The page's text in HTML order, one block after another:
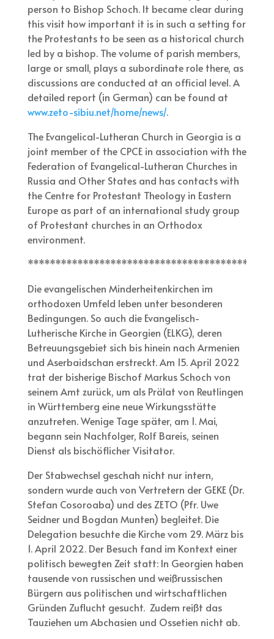
person to Bishop Schoch. It became clear during
this visit how important it is in such a setting for
the Protestants to be seen as a historical church
led by a bishop. The volume of parish members,
large or small, plays a subordinate role there, as
discussions are conducted at an official level. A
detailed report (in German) can be found at
www.zeto-sibiu.net/home/news/.
The Evangelical-Lutheran Church in Georgia is a
joint member of the CPCE in association with the
Federation of Evangelical-Lutheran Churches in
Russia and Other States and has contacts with
the Centre for Protestant Theology in Eastern
Europe as part of an international study group
of Protestant churches in an Orthodox
environment.
Die evangelischen Minderheitenkirchen im
orthodoxen Umfeld leben unter besonderen
Bedingungen. So auch die Evangelisch-
Lutherische Kirche in Georgien (ELKG), deren
Betreuungsgebiet sich bis hinein nach Armenien
und Aserbaidschan erstreckt. Am 15. April 2022
trat der bisherige Bischof Markus Schoch von
seinem Amt zurück, um als Prälat von Reutlingen
in Württemberg eine neue Wirkungsstätte
anzutreten. Wenige Tage später, am 1. Mai,
begann sein Nachfolger, Rolf Bareis, seinen
Dienst als bischöflicher Visitator.
Der Stabwechsel geschah nicht nur intern,
sondern wurde auch von Vertretern der GEKE (Dr.
Stefan Cosoroaba) und des ZETO (Pfr. Uwe
Seidner und Bogdan Munten) begleitet. Die
Delegation besuchte die Kirche vom 29. März bis
1. April 2022. Der Besuch fand im Kontext einer
politisch bewegten Zeit statt: In Georgien haben
tausende von russischen und weißrussischen
Bürgern aus politischen und wirtschaftlichen
Gründen Zuflucht gesucht. Zudem reißt das
Tauziehen um Abchasien und Ossetien nicht ab.